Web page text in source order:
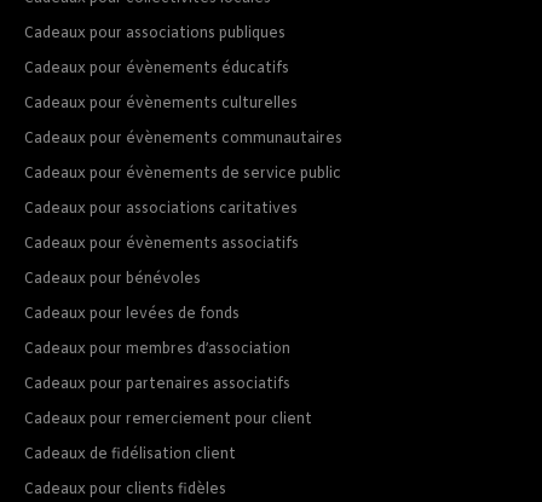
Cadeaux pour associations publiques
Cadeaux pour évènements éducatifs
Cadeaux pour évènements culturelles
Cadeaux pour évènements communautaires
Cadeaux pour évènements de service public
Cadeaux pour associations caritatives
Cadeaux pour évènements associatifs
Cadeaux pour bénévoles
Cadeaux pour levées de fonds
Cadeaux pour membres d’association
Cadeaux pour partenaires associatifs
Cadeaux pour remerciement pour client
Cadeaux de fidélisation client
Cadeaux pour clients fidèles